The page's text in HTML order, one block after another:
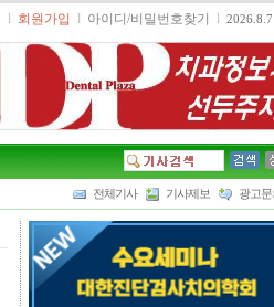
l 회원가입 l 아이디/비밀번호찾기 l
전체기사 기사제보 광고문